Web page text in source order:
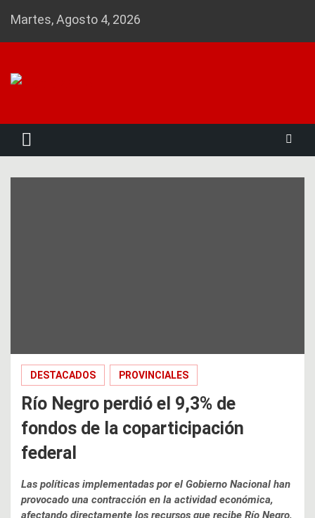
Martes, Agosto 4, 2026
DESTACADOS PROVINCIALES
Río Negro perdió el 9,3% de
fondos de la coparticipación
federal
Las políticas implementadas por el Gobierno Nacional han
provocado una contracción en la actividad económica,
afectando directamente los recursos que recibe Río Negro,